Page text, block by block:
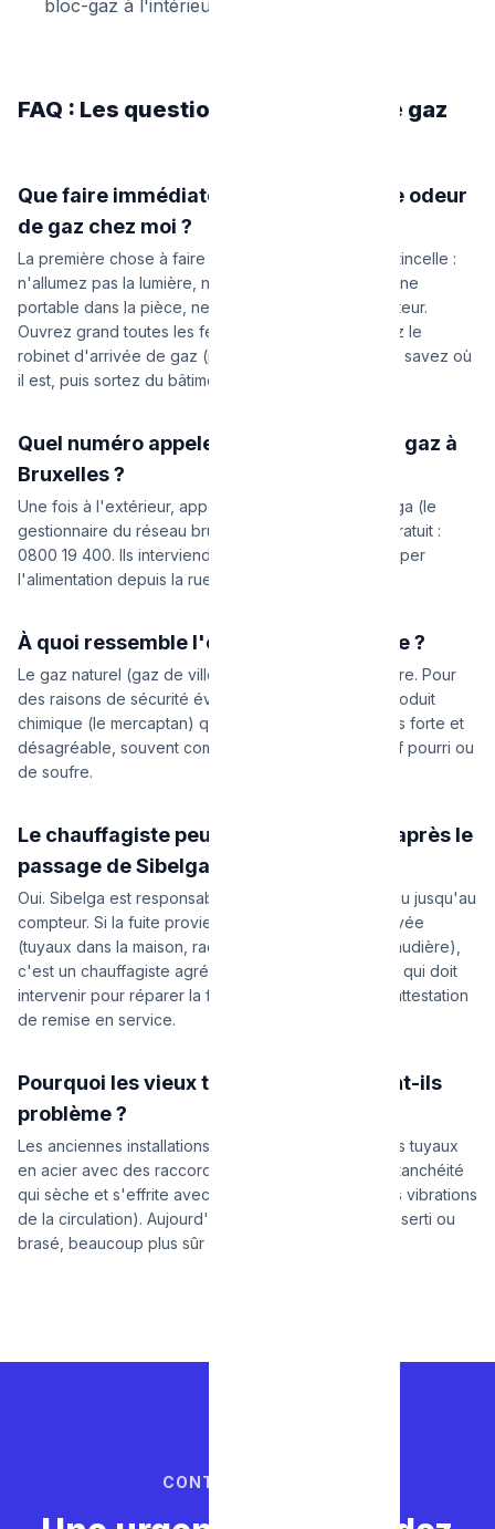
bloc-gaz à l'intérieur de la machine.
FAQ : Les questions sur la sécurité gaz
Que faire immédiatement si je sens une odeur
de gaz chez moi ?
La première chose à faire est de ne créer aucune étincelle :
n'allumez pas la lumière, n'utilisez pas votre téléphone
portable dans la pièce, ne touchez à aucun interrupteur.
Ouvrez grand toutes les fenêtres pour aérer. Fermez le
robinet d'arrivée de gaz (près du compteur) si vous savez où
il est, puis sortez du bâtiment.
Quel numéro appeler en cas d'urgence gaz à
Bruxelles ?
Une fois à l'extérieur, appelez immédiatement Sibelga (le
gestionnaire du réseau bruxellois) au numéro vert gratuit :
0800 19 400. Ils interviendront en urgence pour couper
l'alimentation depuis la rue et sécuriser la zone.
À quoi ressemble l'odeur du gaz de ville ?
Le gaz naturel (gaz de ville) est naturellement inodore. Pour
des raisons de sécurité évidentes, on y ajoute un produit
chimique (le mercaptan) qui lui donne une odeur très forte et
désagréable, souvent comparée à une odeur d'œuf pourri ou
de soufre.
Le chauffagiste peut-il réparer la fuite après le
passage de Sibelga ?
Oui. Sibelga est responsable de la sécurité du réseau jusqu'au
compteur. Si la fuite provient de votre installation privée
(tuyaux dans la maison, raccord de cuisinière ou chaudière),
c'est un chauffagiste agréé Cerga (G1) comme nous qui doit
intervenir pour réparer la fuite et vous délivrer une attestation
de remise en service.
Pourquoi les vieux tuyaux de gaz posent-ils
problème ?
Les anciennes installations bruxelloises utilisaient des tuyaux
en acier avec des raccords vissés et de la pâte d'étanchéité
qui sèche et s'effrite avec le temps (surtout avec les vibrations
de la circulation). Aujourd'hui, on privilégie le cuivre serti ou
brasé, beaucoup plus sûr et résistant aux fuites.
CONTACTEZ-NOUS